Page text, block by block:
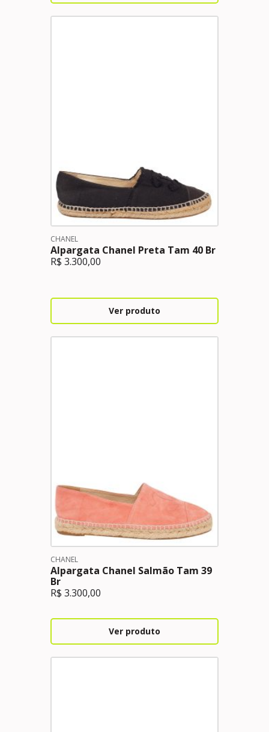
CHANEL
Alpargata Chanel Preta Tam 40 Br
R$ 3.300,00
Ver produto
CHANEL
Alpargata Chanel Salmão Tam 39
Br
R$ 3.300,00
Ver produto